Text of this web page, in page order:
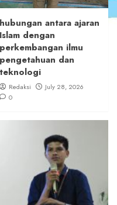
hubungan antara ajaran
Islam dengan
perkembangan ilmu
pengetahuan dan
teknologi
Redaksi
July 28, 2026
0